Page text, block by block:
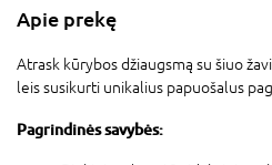
Apie prekę
Atrask kūrybos džiaugsmą su šiuo
leis susikurti unikalius papuošalus
Pagrindinės savybės: